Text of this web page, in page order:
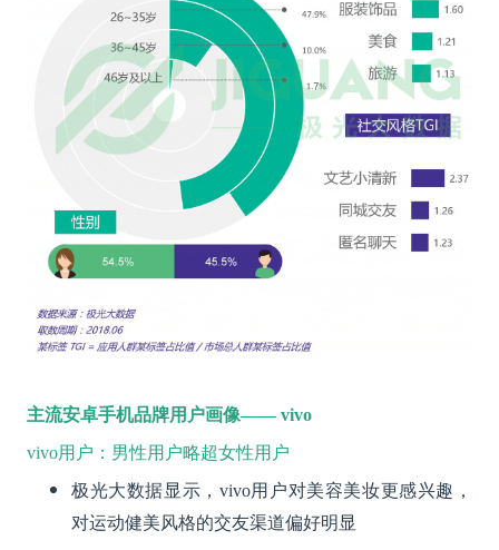
主流安卓手机品牌用户画像—— vivo
vivo用户：男性用户略超女性用户
极光大数据显示，vivo用户对美容美妆更感兴趣，
对运动健美风格的交友渠道偏好明显